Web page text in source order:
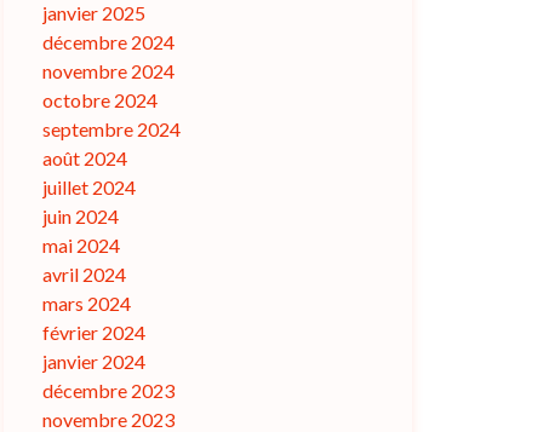
janvier 2025
décembre 2024
novembre 2024
octobre 2024
septembre 2024
août 2024
juillet 2024
juin 2024
mai 2024
avril 2024
mars 2024
février 2024
janvier 2024
décembre 2023
novembre 2023